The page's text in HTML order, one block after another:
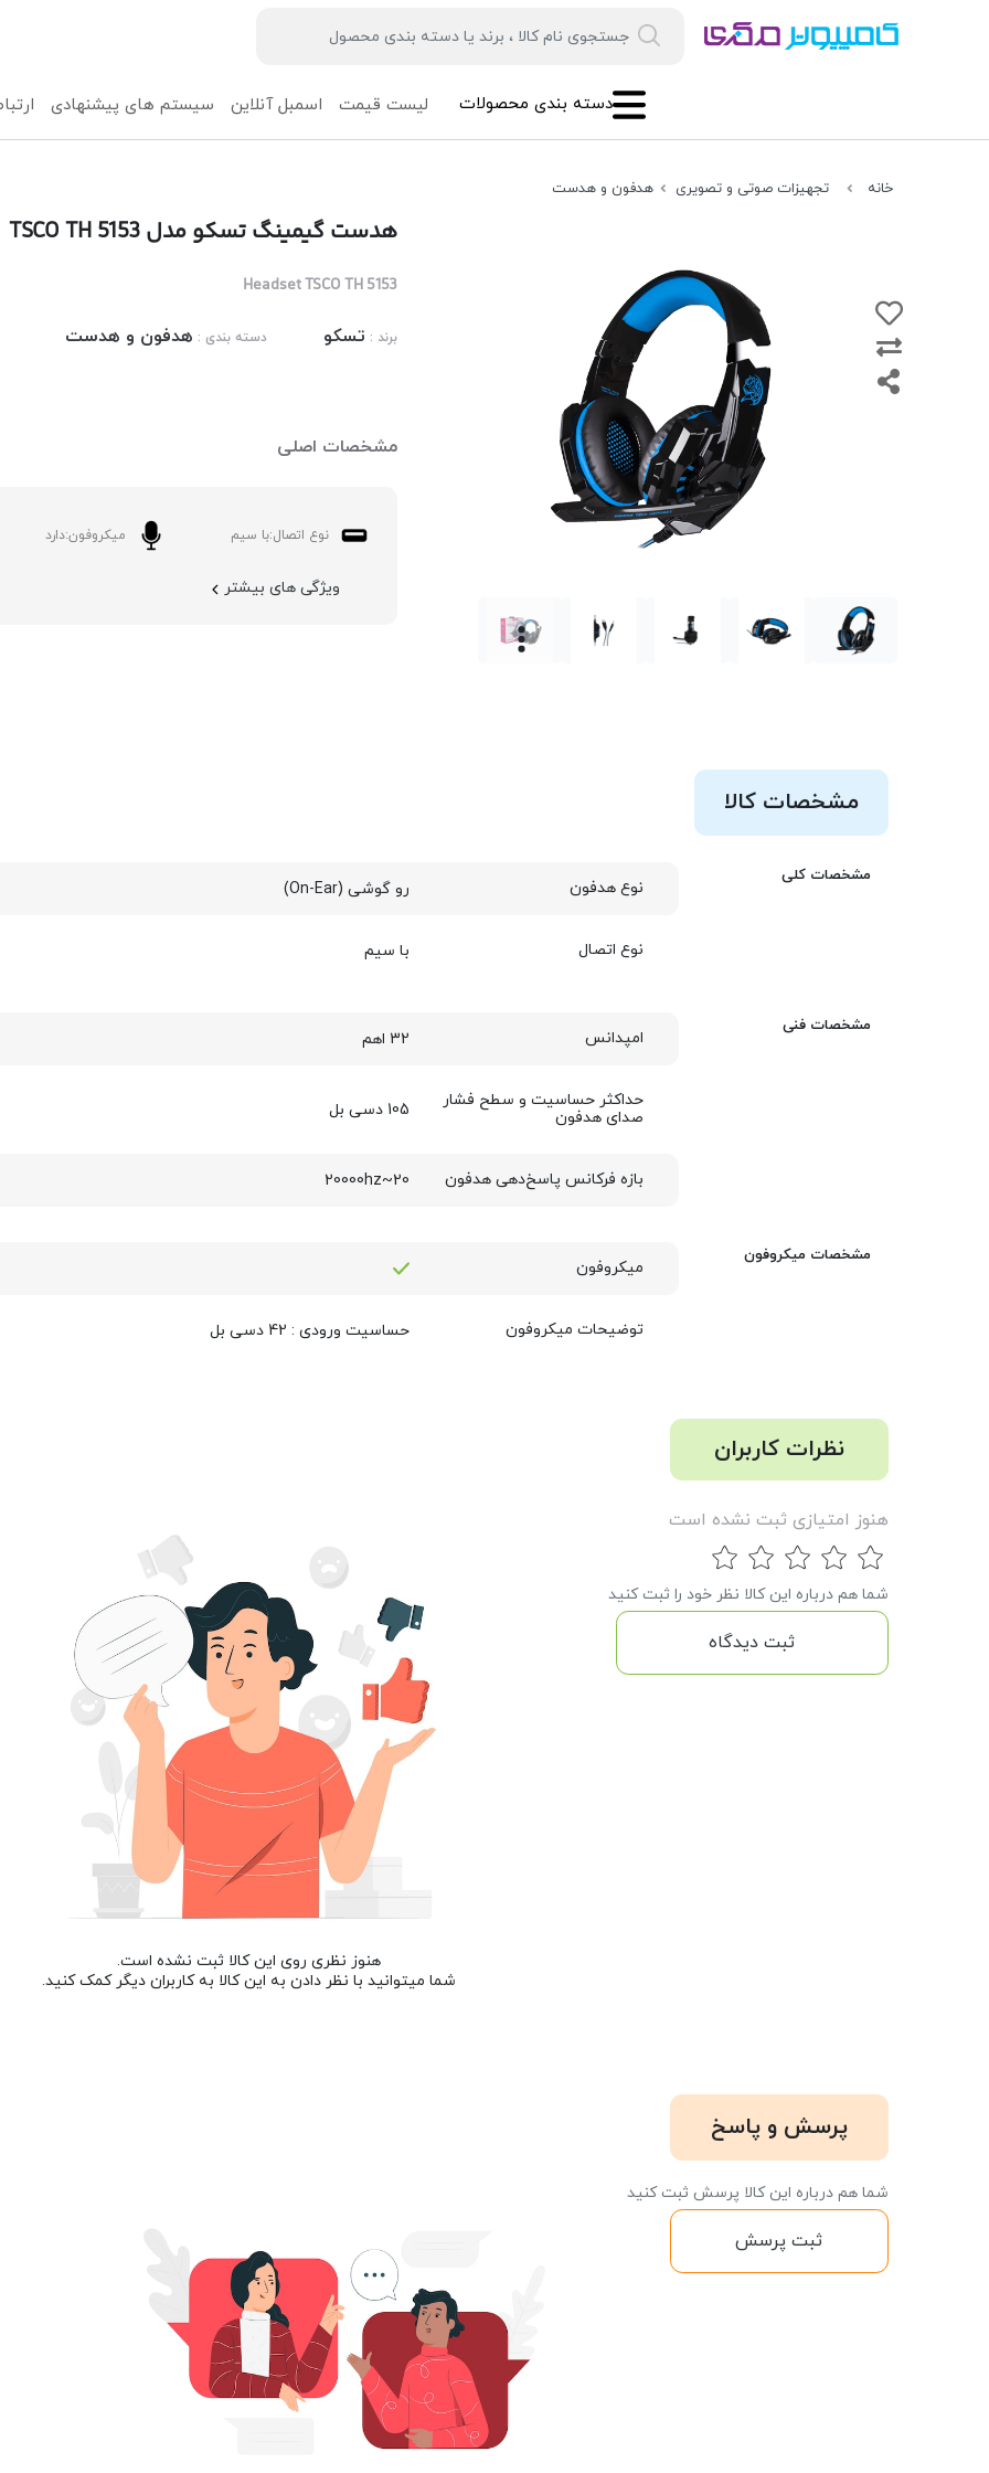
لیست قیمت اسمبل آنلاین سیستم های پیشنهادی دسته بندی محصولات
خانه تجهیزات صوتی و تصویری هدفون و هدست
هدست گیمینگ تسکو مدل TSCO TH 5153
Headset TSCO TH 5153
برند : تسکو دسته بندی : هدفون و هدست
مشخصات اصلی
نوع اتصال:با سیم میکروفون:دارد
ویژگی های بیشتر
مشخصات کالا
مشخصات کلی
نوع هدفون رو گوشی (On-Ear)
نوع اتصال با سیم
مشخصات فنی
امپدانس 32 اهم
حداکثر حساسیت و سطح فشار
صدای هدفون
105 دسی بل
بازه فرکانس پاسخ‌دهی هدفون 20~20000hz
مشخصات میکروفون
میکروفون
توضیحات میکروفون حساسیت ورودی : 42 دسی بل
نظرات کاربران
هنوز امتیازی ثبت نشده است
شما هم درباره این کالا نظر خود را ثبت کنید
ثبت دیدگاه
هنوز نظری روی این کالا ثبت نشده است.
شما میتوانید با نظر دادن به این کالا به کاربران دیگر کمک کنید.
پرسش و پاسخ
شما هم درباره این کالا پرسش ثبت کنید
ثبت پرسش